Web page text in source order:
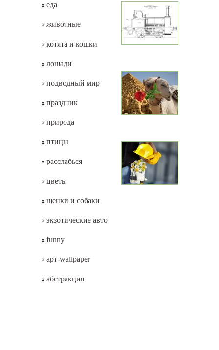
еда
животные
котята и кошки
лошади
подводный мир
праздник
природа
птицы
расслабься
цветы
щенки и собаки
экзотические авто
funny
арт-wallpaper
абстракция